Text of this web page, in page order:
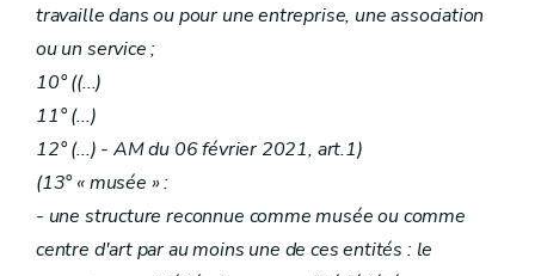
travaille dans ou pour une entreprise, une association
ou un service ;
10° ((...)
11°(...)
12°(...) - AM du 06 février 2021, art.1)
(13° « musée » :
- une structure reconnue comme musée ou comme
centre d'art par au moins une de ces entités : le